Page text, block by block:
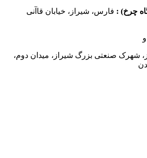
فارس، شیراز، خیابان قاآنی
و
شهرک صنعتی بزرگ شیراز، میدان دوم،